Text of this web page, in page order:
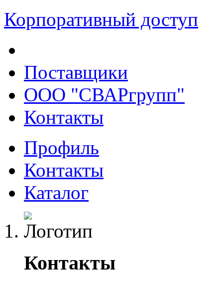
Корпоративный доступ
Поставщики
ООО "СВАРгрупп"
Контакты
Профиль
Контакты
Каталог
Контакты